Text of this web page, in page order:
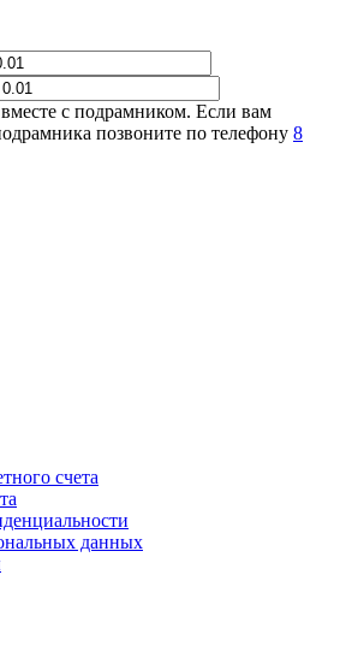
вместе с подрамником. Если вам
позвоните по телефону 8
счета
данных